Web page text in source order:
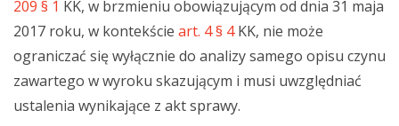
209 § 1 KK, w brzmieniu obowiązującym od dnia 31 maja
2017 roku, w kontekście art. 4 § 4KK, nie może
ograniczać się wyłącznie do analizy samego opisu czynu
zawartego w wyroku skazującym i musi uwzględniać
ustalenia wynikające z akt sprawy.